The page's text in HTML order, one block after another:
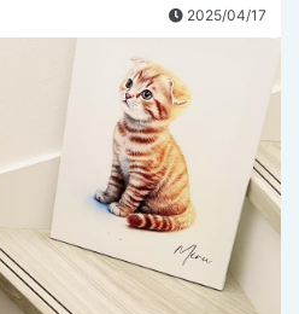
2025/04/17